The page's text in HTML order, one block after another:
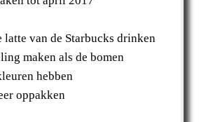
latte van de Starbucks drinken
maken als de bomen
hebben
oppakken